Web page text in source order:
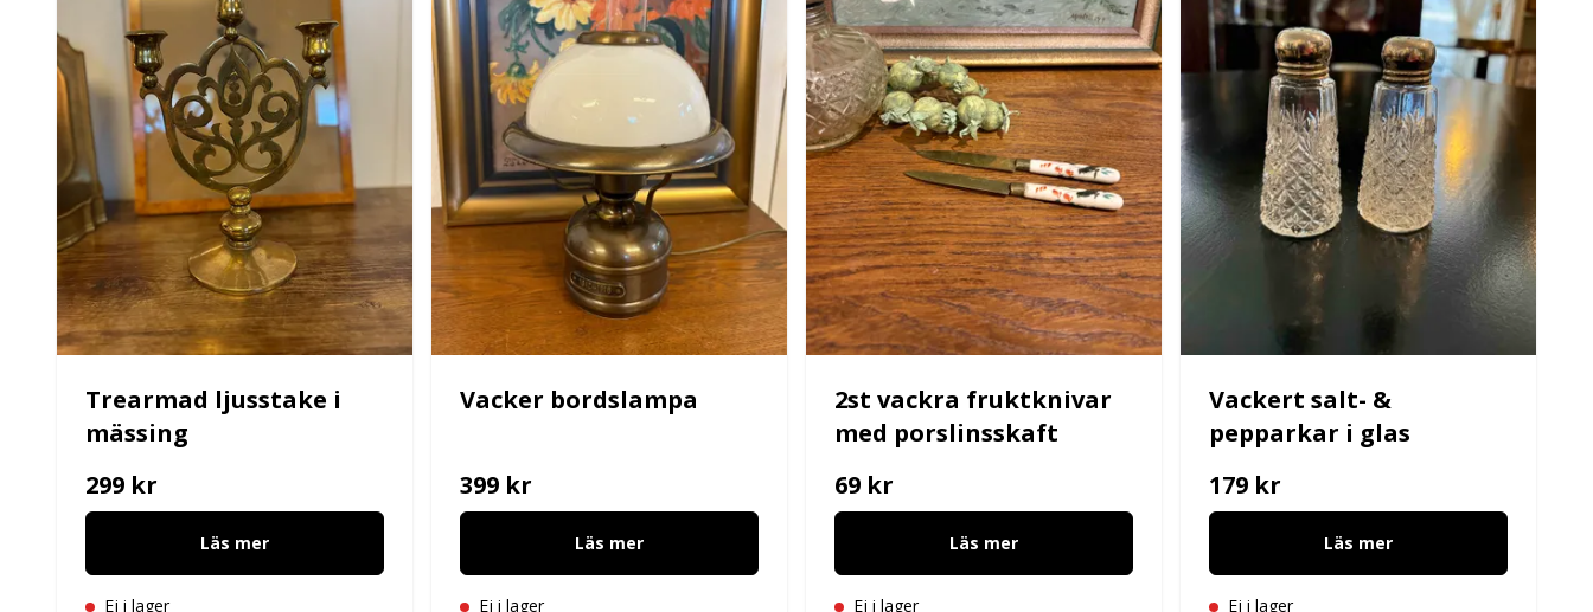
Trearmad ljusstake i
mässing
299 kr
Läs mer
Ej i lager
Vacker bordslampa
399 kr
Läs mer
Ej i lager
2st vackra fruktknivar
med porslinsskaft
69 kr
Läs mer
Ej i lager
Vackert salt- &
pepparkar i glas
179 kr
Läs mer
Ej i lager